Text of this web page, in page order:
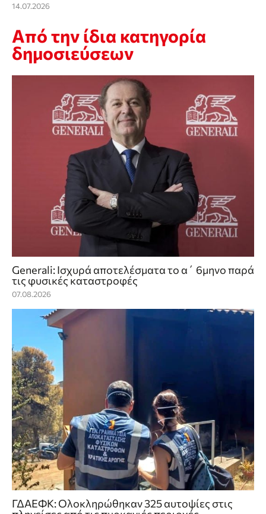
14.07.2026
Από την ίδια κατηγορία
δημοσιεύσεων
Generali: Ισχυρά αποτελέσματα το α΄ 6μηνο παρά
τις φυσικές καταστροφές
07.08.2026
ΓΔΑΕΦΚ: Ολοκληρώθηκαν 325 αυτοψίες στις